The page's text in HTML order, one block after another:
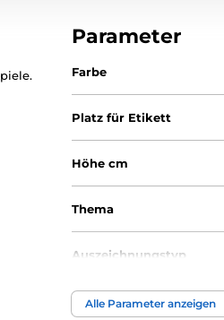
Parameter
Farbe
Platz für Etikett
Höhe cm
Thema
Auszeichnungstyp
Material
Alle Parameter anzeigen